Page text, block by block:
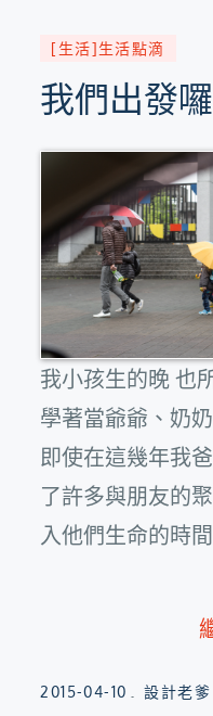
[生活]生活點滴
我們出發囉
我小孩生的晚 也
學著當爺爺、奶
即使在這幾年我
了許多與朋友的
入他們生命的時
Posted
2015-04-10 設計老爹